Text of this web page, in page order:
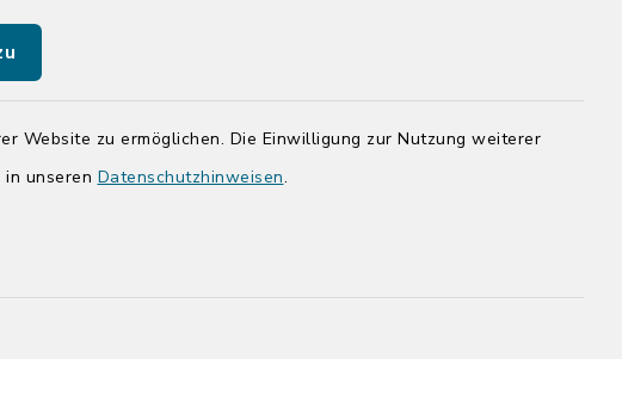
Website zu ermöglichen. Die Einwilligung zur Nutzung weiterer
unseren Datenschutzhinweisen.
der Stadt Bad